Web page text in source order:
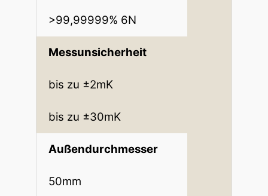
>99,99999% 6N
Messunsicherheit
bis zu ±2mK
bis zu ±30mK
Außendurchmesser
50mm